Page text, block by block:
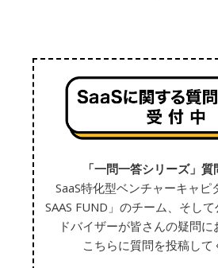
「一問一答シリーズ」質
SaaS特化型ベンチャーキャピ
SAAS FUND」のチーム、そし
ドバイザーが皆さんの疑問に
こちらに質問を投稿して